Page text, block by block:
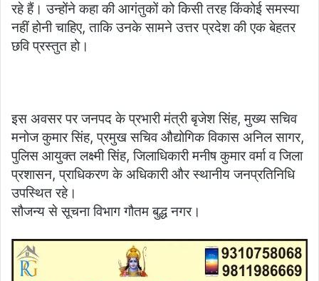
रहे हैं। उन्होंने कहा की आगंतुकों को किसी तरह किंकोई समस्या
नहीं होनी चाहिए, ताकि उनके सामने उत्तर प्रदेश की एक बेहतर
छवि प्रस्तुत हो।
इस अवसर पर जनपद के प्रभारी मंत्री बृजेश सिंह, मुख्य सचिव
मनोज कुमार सिंह, प्रमुख सचिव औद्योगिक विकास अनिल सागर,
पुलिस आयुक्त लक्ष्मी सिंह, जिलाधिकारी मनीष कुमार वर्मा व जिला
प्रशासन, प्राधिकरण के अधिकारी और स्थानीय जनप्रतिनिधि
उपस्थित रहे।
सौजन्य से सूचना विभाग गौतम बुद्ध नगर।